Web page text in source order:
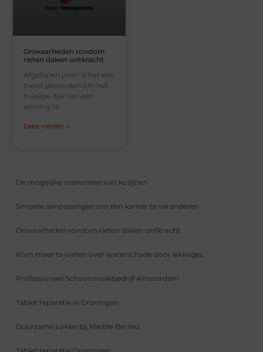
Onwaarheden rondom
rieten daken ontkracht
Afgelopen jaren is het een
trend geworden om het
huidige dak van een
woning te
Lees verder »
De mogelijke materialen van kozijnen
Simpele aanpassingen om een kamer te veranderen
Onwaarheden rondom rieten daken ontkracht
Kom meer te weten over waterschade door lekkages
Professioneel Schoonmaakbedrijf Amsterdam
Tablet reparatie in Groningen
Duurzame jurken bij Marble Berriez